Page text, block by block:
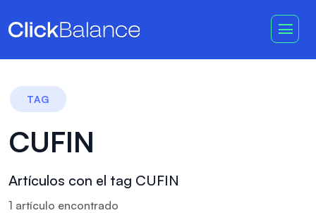
TAG
CUFIN
Artículos con el tag CUFIN
1 artículo encontrado